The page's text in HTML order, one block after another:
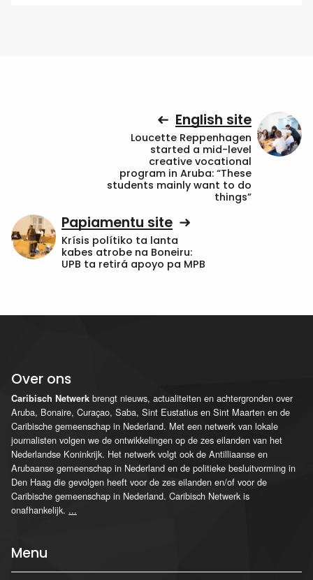
English site
Loucette Reppenhagen
started a mid-level
creative vocational
program in Aruba: “These
students mainly want to do
things”
Papiamentu site
Krísis polítiko ta lanta
kabes atrobe na Boneiru:
UPB ta retirá apoyo pa MPB
Over ons
Caribisch Netwerk brengt nieuws, actualiteiten en achtergronden over
Aruba, Bonaire, Curaçao, Saba, Sint Eustatius en Sint Maarten en de
Caribische gemeenschap in Nederland. Met een netwerk van lokale
journalisten volgen we de ontwikkelingen op de zes eilanden van het
Nederlandse Koninkrijk. Het netwerk volgt ook de Antilliaanse en
Arubaanse gemeenschap in Nederland en de politieke besluitvorming in
Den Haag die gevolgen heeft voor de zes eilanden en/of voor de
Caribische gemeenschap in Nederland. Caribisch Netwerk is
onafhankelijk. ...
Menu